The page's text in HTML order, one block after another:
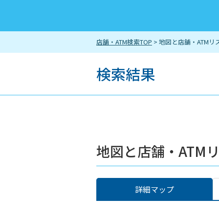
店舗・ATM検索TOP > 地図と店舗・ATMリ
検索結果
地図と店舗・ATM
詳細マップ